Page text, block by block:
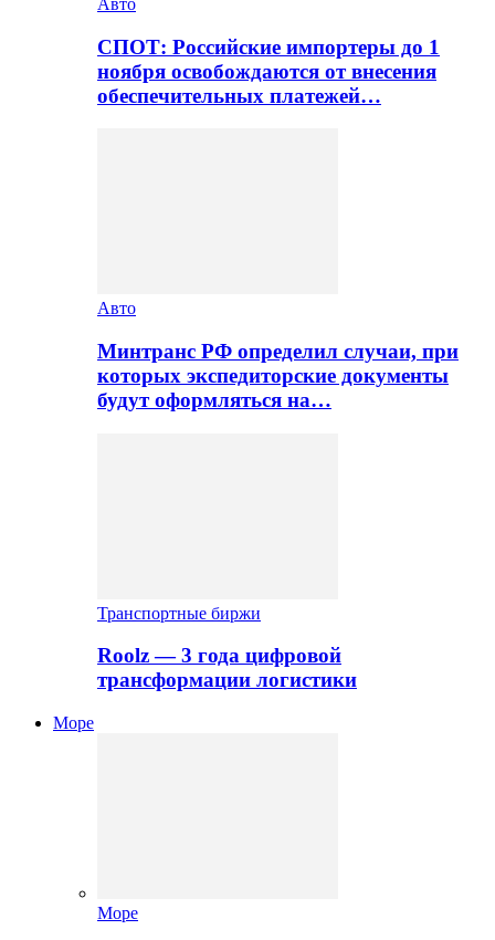
СПОТ: Российские импортеры до 1
ноября освобождаются от внесения
обеспечительных платежей…
Авто
Минтранс РФ определил случаи, при
которых экспедиторские документы
будут оформляться на…
Транспортные биржи
Roolz — 3 года цифровой
трансформации логистики
Море
Море